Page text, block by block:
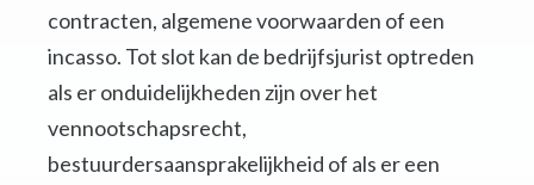
contracten, algemene voorwaarden of een
incasso. Tot slot kan de bedrijfsjurist optreden
als er onduidelijkheden zijn over het
vennootschapsrecht,
bestuurdersaansprakelijkheid of als er een